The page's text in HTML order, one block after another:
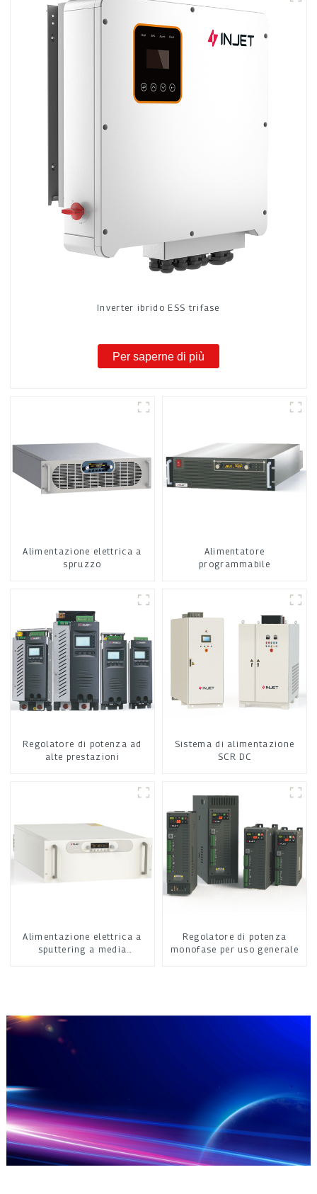
Inverter ibrido ESS trifase
Per saperne di più
Alimentazione elettrica a
spruzzo
Alimentatore
programmabile
Regolatore di potenza ad
alte prestazioni
Sistema di alimentazione
SCR DC
Alimentazione elettrica a
sputtering a media
Regolatore di potenza
monofase per uso generale